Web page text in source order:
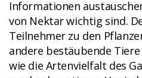
Informationen
von Nektar wichtig sind.
Teilnehmer zu den
andere bestäubende
wie die Artenvielfalt des